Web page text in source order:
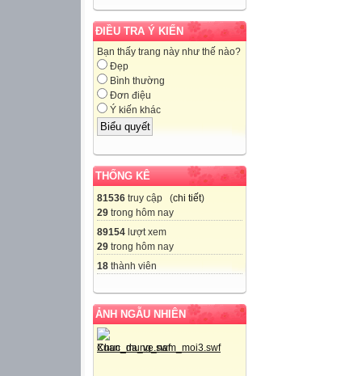
ĐIỀU TRA Ý KIẾN
Bạn thấy trang này như thế nào?
Đẹp
Bình thường
Đơn điệu
Ý kiến khác
THỐNG KÊ
81536 truy cập (chi tiết)
29 trong hôm nay
89154 lượt xem
29 trong hôm nay
18 thành viên
ẢNH NGẪU NHIÊN